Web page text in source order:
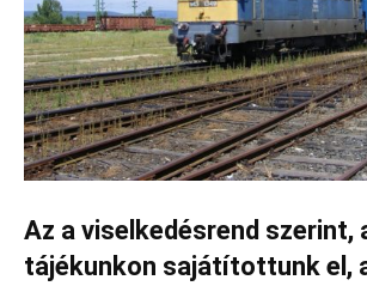
Az a viselkedésrend szerint,
tájékunkon sajátítottunk el,